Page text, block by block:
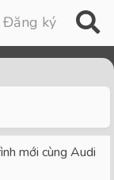
Đăng ký
mới cùng Audi